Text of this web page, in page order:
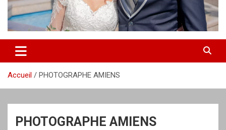
Accueil PHOTOGRAPHE AMIENS
PHOTOGRAPHE AMIENS